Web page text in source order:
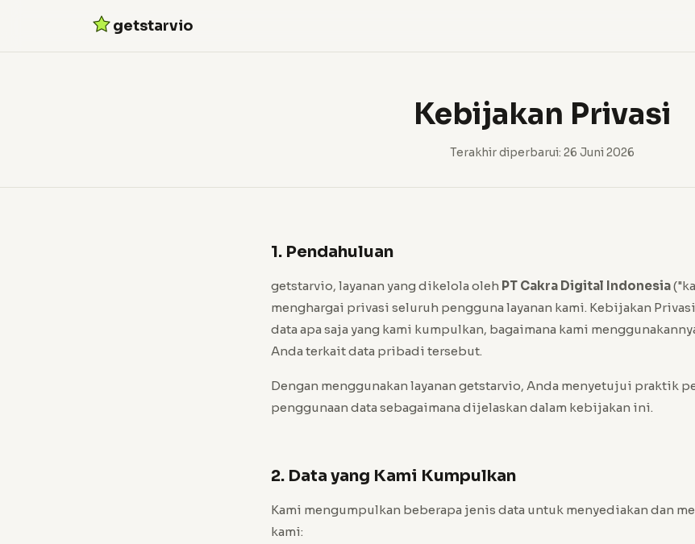
getstarvio
Kebijakan Privasi
Terakhir diperbarui: 26 Juni 2026
1. Pendahuluan
getstarvio, layanan yang dikelola oleh PT Cakra Digital Indonesia
menghargai privasi seluruh pengguna layanan kami. Kebijakan
data apa saja yang kami kumpulkan, bagaimana kami
Anda terkait data pribadi tersebut.
Dengan menggunakan layanan getstarvio, Anda menyetujui praktik
penggunaan data sebagaimana dijelaskan dalam kebijakan ini.
2. Data yang Kami Kumpulkan
Kami mengumpulkan beberapa jenis data untuk menyediakan dan
kami: